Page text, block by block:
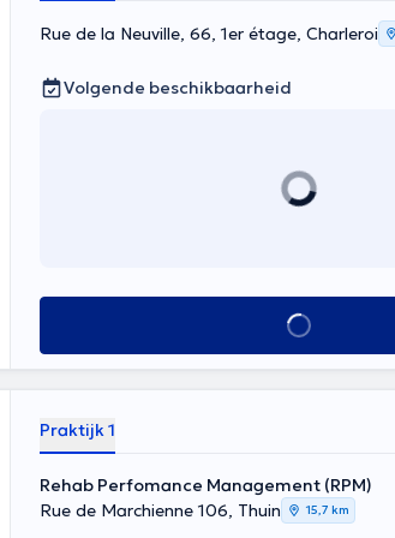
Rue de la Neuville, 66, 1er étage, Charleroi
Volgende beschikbaarheid
Alles zien
Praktijk 1
Rehab Perfomance Management (RPM)
Rue de Marchienne 106, Thuin
15,7 km